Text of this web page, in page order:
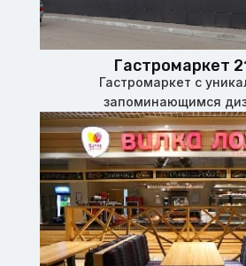
Гастромаркет
Гастромаркет с
запоминающимся